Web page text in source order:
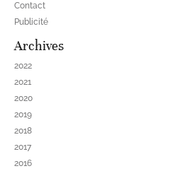
Contact
Publicité
Archives
2022
2021
2020
2019
2018
2017
2016